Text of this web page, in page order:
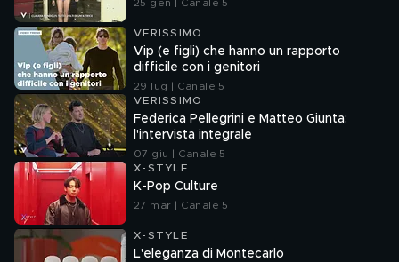
25 gen | Canale 5
VERISSIMO
Vip (e figli) che hanno un rapporto
difficile con i genitori
29 lug | Canale 5
VERISSIMO
Federica Pellegrini e Matteo Giunta:
l'intervista integrale
07 giu | Canale 5
X-STYLE
K-Pop Culture
27 mar | Canale 5
X-STYLE
L'eleganza di Montecarlo